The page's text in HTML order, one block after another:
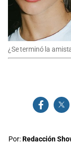
¿Se terminó la
Por:Redacción